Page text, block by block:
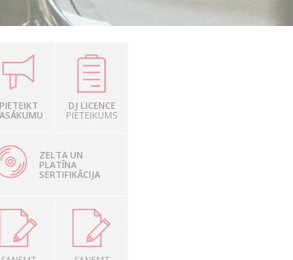
PIETEIKT
DJ LICENCE
PIETEIKUMS
ZELTA UN
PLATĪNA
SERTIFIKĀCIJA